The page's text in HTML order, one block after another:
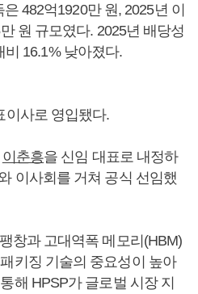
482억1920만 원, 2025년 이
원 규모였다. 2025년 배당성
비 16.1% 낮아졌다.
이사로 영입됐다.
이춘흥을 신임 대표로 내정하
이사회를 거쳐 공식 선임했
창과 고대역폭 메모리(HBM)
키징 기술의 중요성이 높아
해 HPSP가 글로벌 시장 지